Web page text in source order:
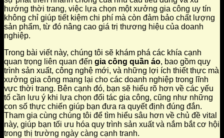
hướng thời trang, việc lựa chọn một xưởng gia công uy tín
không chỉ giúp tiết kiệm chi phí mà còn đảm bảo chất lượng
sản phẩm, từ đó nâng cao giá trị thương hiệu của doanh
nghiệp.
Trong bài viết này, chúng tôi sẽ khám phá các khía cạnh
quan trọng liên quan đến gia công quần áo, bao gồm quy
trình sản xuất, công nghệ mới, và những lợi ích thiết thực mà
xưởng gia công mang lại cho các doanh nghiệp trong lĩnh
vực thời trang. Bên cạnh đó, bạn sẽ hiểu rõ hơn về các yếu
tố cần lưu ý khi lựa chọn đối tác gia công, cũng như những
con số thực chiến giúp bạn đưa ra quyết định đúng đắn.
Tham gia cùng chúng tôi để tìm hiểu sâu hơn về chủ đề vital
này, giúp bạn tối ưu hóa quy trình sản xuất và nắm bắt cơ hội
trong thị trường ngày càng cạnh tranh.